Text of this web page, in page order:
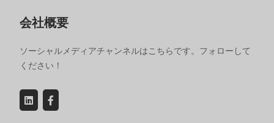
会社概要
ソーシャルメディアチャンネルはこちらです。フォローして
ください！